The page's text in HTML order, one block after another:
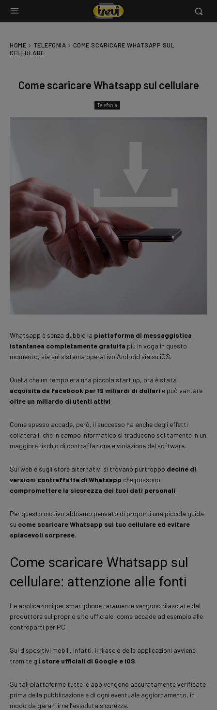
HOME TELEFONIA
COME SCARICARE WHATSAPP SUL
CELLULARE
Come scaricare Whatsapp sul cellulare
Telefonia
Whatsapp è senza dubbio la piattaforma di messaggistica
istantanea completamente gratuita più in voga in questo
momento, sia sul sistema operativo Android sia su iOS.
Quella che un tempo era una piccola start up, ora è stata
acquisita da Facebook per 19 miliardi di dollari e può vantare
oltre un miliardo di utenti attivi.
Come spesso accade, però, il successo ha anche degli effetti
collaterali, che in campo informatico si traducono solitamente in un
maggiore rischio di contraffazione e violazione del software.
Sul web e sugli store alternativi si trovano purtroppo decine di
versioni contraffatte di Whatsapp che possono
compromettere la sicurezza dei tuoi dati personali.
Per questo motivo abbiamo pensato di proporti una piccola guida
su come scaricare Whatsapp sul tuo cellulare ed evitare
spiacevoli sorprese.
Come scaricare Whatsapp sul
cellulare: attenzione alle fonti
Le applicazioni per smartphone raramente vengono rilasciate dal
produttore sul proprio sito ufficiale, come accade ad esempio alle
controparti per PC.
Sui dispositivi mobili, infatti, il rilascio delle applicazioni avviene
tramite gli store ufficiali di Google e iOS.
Su tali piattaforme tutte le app vengono accuratamente verificate
prima della pubblicazione e di ogni eventuale aggiornamento, in
modo da garantirne l’assoluta sicurezza.